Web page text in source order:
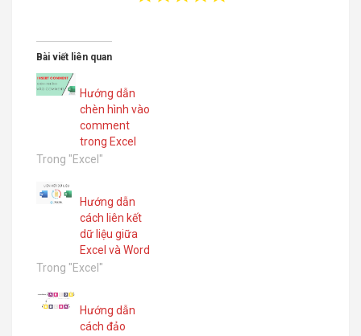
Bài viết liên quan
Hướng dẫn
chèn hình vào
comment
trong Excel
Trong "Excel"
Hướng dẫn
cách liên kết
dữ liệu giữa
Excel và Word
Trong "Excel"
Hướng dẫn
cách đảo